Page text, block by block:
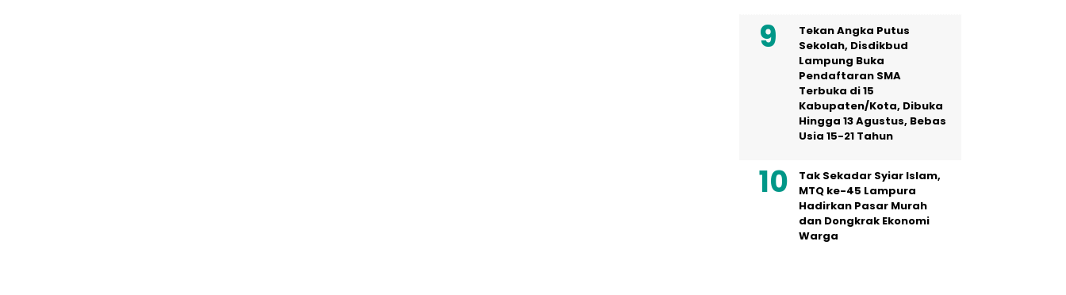
Tekan Angka Putus
Sekolah, Disdikbud
Lampung Buka
Pendaftaran SMA
Terbuka di 15
Kabupaten/Kota, Dibuka
Hingga 13 Agustus, Bebas
Usia 15-21 Tahun
Tak Sekadar Syiar Islam,
MTQ ke-45 Lampura
Hadirkan Pasar Murah
dan Dongkrak Ekonomi
Warga